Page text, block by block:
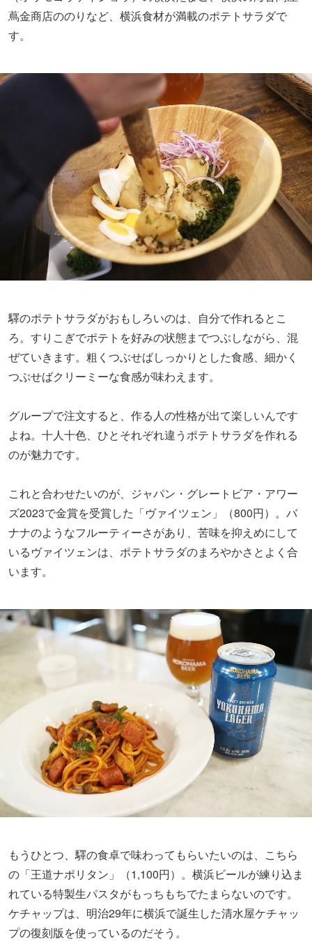
蔦金商店ののりなど、横浜食材が満載のポテトサラダで
す。
驛のポテトサラダがおもしろいのは、自分で作れるとこ
ろ。すりこぎでポテトを好みの状態までつぶしながら、混
ぜていきます。粗くつぶせばしっかりとした食感、細かく
つぶせばクリーミーな食感が味わえます。
グループで注文すると、作る人の性格が出て楽しいんです
よね。十人十色、ひとそれぞれ違うポテトサラダを作れる
のが魅力です。
これと合わせたいのが、ジャパン・グレートビア・アワー
ズ2023で金賞を受賞した「ヴァイツェン」（800円）。バ
ナナのようなフルーティーさがあり、苦味を抑えめにして
いるヴァイツェンは、ポテトサラダのまろやかさとよく合
います。
もうひとつ、驛の食卓で味わってもらいたいのは、こちら
の「王道ナポリタン」（1,100円）。横浜ビールが練り込ま
れている特製生パスタがもっちもちでたまらないのです。
ケチャップは、明治29年に横浜で誕生した清水屋ケチャッ
プの復刻版を使っているのだそう。